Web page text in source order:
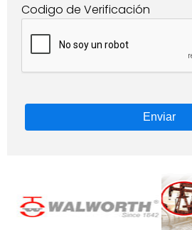
Codigo de Verificación
Enviar